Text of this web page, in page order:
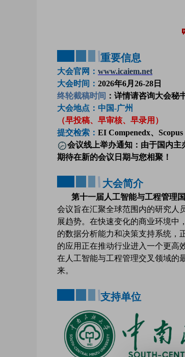
重要信息
大会官网： www.icaiem.net
大会时间： 2026年6月26-28日
终轮截稿时间 ：详情请咨询大会秘
大会地点：中国-广州
（早投稿、早审核、早录用）
提交检索： EI Compenedx、Scopus
会议线上举办通知：由于国内
期待在新的会议日期与您相聚！
大会简介
第十一届人工智能与工程管理
会议旨在汇聚全球范围内的研究人
展趋势。在快速变化的商业环境中
的数据分析能力和决策支持系统，
的应用正在推动行业进入一个更高
在人工智能与工程管理交叉领域的
来。
支持单位